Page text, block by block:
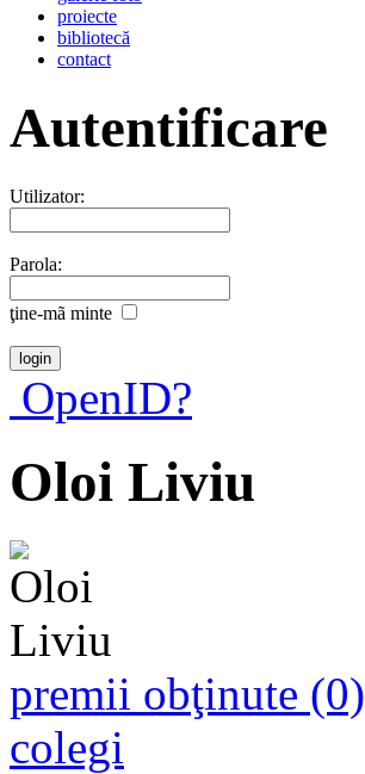
proiecte
bibliotecă
contact
Autentificare
Utilizator:
Parola:
ţine-mã minte
OpenID?
Oloi Liviu
premii obţinute (0)
colegi